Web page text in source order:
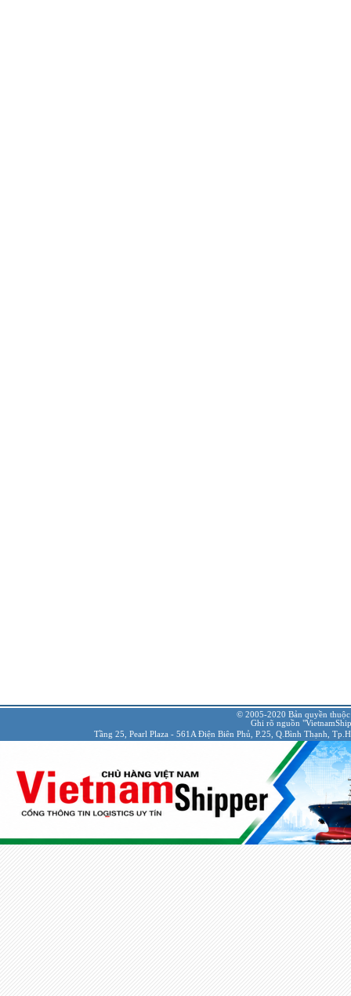
© 2005-2020 Bản quyền
Ghi rõ nguồn
Tầng 25, Pearl Plaza - 561A Điện Biên Phủ, P.25, Q.Bình Thạnh,